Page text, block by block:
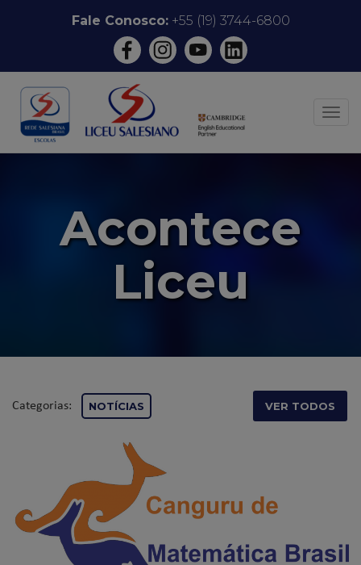
conteúdo
Fale Conosco:+55 (19) 3744-6800
Acontece
Liceu
Categorias: NOTÍCIAS VER TODOS